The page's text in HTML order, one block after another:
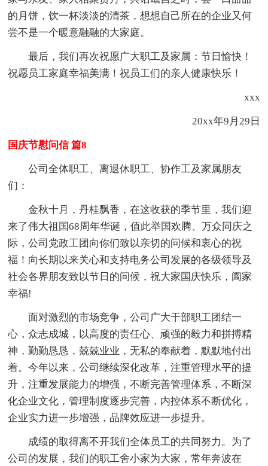
的月饼，饮一杯淡淡的清茶，想想自己所在的企业又何
尝不是一个暖意融融的大家庭。
最后，我们再次祝愿广大职工及家属：节日愉快！
祝愿员工家庭幸福美满！祝员工们的亲人健康快乐！
xxx
20xx年9月29日
国庆节慰问信 篇8
公司全体职工、离退休职工、协作工及家属朋友
们：
金秋十月，丹桂飘香，在这收获的季节里，我们迎
来了伟大祖国68周年华诞，值此举国欢腾、万众同庆之
际，公司党政工团向你们致以亲切的问候和衷心的祝
福！向长期以来关心和支持电务公司发展的各级领导及
社会各界朋友致以节日的问候，祝大家国庆快乐，阖家
幸福!
面对激烈的市场竞争，公司广大干部职工团结一
心，众志成城，以高度的责任心、顽强的毅力和拼搏精
神，勤勤恳恳，兢兢业业，无私的奉献着，默默地付出
着。今年以来，公司继续深化改革，注重管理水平的提
升，注重发展能力的增强，不断完善管理体系，不断深
化企业文化，管理制度逐步完善，内控体系不断优化，
企业实力进一步增强，品牌效应进一步提升。
成绩的取得离不开我们全体员工的共同努力。为了
公司的发展，我们的职工舍小家为大家，常年奔波在